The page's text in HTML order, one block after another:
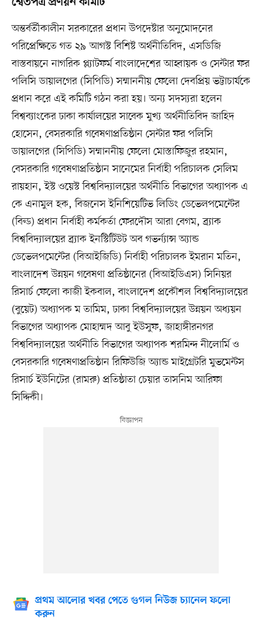
অন্তর্বর্তীকালীন সরকারের প্রধান উপদেষ্টার অনুমোদনের
পরিপ্রেক্ষিতে গত ২৯ আগস্ট বিশিষ্ট অর্থনীতিবিদ, এসডিজি
বাস্তবায়নে নাগরিক প্ল্যাটফর্ম বাংলাদেশের আহ্বায়ক ও সেন্টার ফর
পলিসি ডায়ালগের (সিপিডি) সম্মাননীয় ফেলো দেবপ্রিয় ভট্টাচার্যকে
প্রধান করে এই কমিটি গঠন করা হয়। অন্য সদস্যরা হলেন
বিশ্বব্যাংকের ঢাকা কার্যালয়ের সাবেক মুখ্য অর্থনীতিবিদ জাহিদ
হোসেন, বেসরকারি গবেষণাপ্রতিষ্ঠান সেন্টার ফর পলিসি
ডায়ালগের (সিপিডি) সম্মাননীয় ফেলো মোস্তাফিজুর রহমান,
বেসরকারি গবেষণাপ্রতিষ্ঠান সানেমের নির্বাহী পরিচালক সেলিম
রায়হান, ইস্ট ওয়েস্ট বিশ্ববিদ্যালয়ের অর্থনীতি বিভাগের অধ্যাপক এ
কে এনামুল হক, বিজনেস ইনিশিয়েটিভ লিডিং ডেভেলপমেন্টের
(বিল্ড) প্রধান নির্বাহী কর্মকর্তা ফেরদৌস আরা বেগম, ব্র্যাক
বিশ্ববিদ্যালয়ের ব্র্যাক ইনস্টিটিউট অব গভর্ন্যান্স অ্যান্ড
ডেভেলপমেন্টের (বিআইজিডি) নির্বাহী পরিচালক ইমরান মতিন,
বাংলাদেশ উন্নয়ন গবেষণা প্রতিষ্ঠানের (বিআইডিএস) সিনিয়র
রিসার্চ ফেলো কাজী ইকবাল, বাংলাদেশ প্রকৌশল বিশ্ববিদ্যালয়ের
(বুয়েট) অধ্যাপক ম তামিম, ঢাকা বিশ্ববিদ্যালয়ের উন্নয়ন অধ্যয়ন
বিভাগের অধ্যাপক মোহাম্মদ আবু ইউসুফ, জাহাঙ্গীরনগর
বিশ্ববিদ্যালয়ের অর্থনীতি বিভাগের অধ্যাপক শরমিন্দ নীলোর্মি ও
বেসরকারি গবেষণাপ্রতিষ্ঠান রিফিউজি অ্যান্ড মাইগ্রেটরি মুভমেন্টস
রিসার্চ ইউনিটের (রামরু) প্রতিষ্ঠাতা চেয়ার তাসনিম আরিফা
সিদ্দিকী।
প্রথম আলোর খবর পেতে গুগল নিউজ চ্যানেল ফলো
করুন